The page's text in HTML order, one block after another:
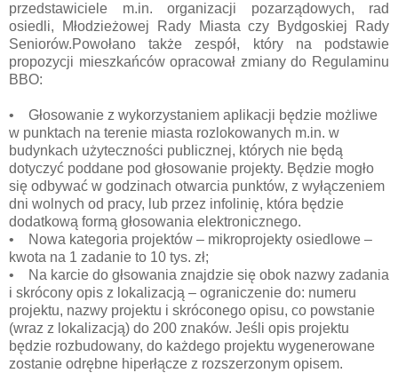
przedstawiciele m.in. organizacji pozarządowych, rad
osiedli, Młodzieżowej Rady Miasta czy Bydgoskiej Rady
Seniorów.Powołano także zespół, który na podstawie
propozycji mieszkańców opracował zmiany do Regulaminu
BBO:
• Głosowanie z wykorzystaniem aplikacji będzie możliwe
w punktach na terenie miasta rozlokowanych m.in. w
budynkach użyteczności publicznej, których nie będą
dotyczyć poddane pod głosowanie projekty. Będzie mogło
się odbywać w godzinach otwarcia punktów, z wyłączeniem
dni wolnych od pracy, lub przez infolinię, która będzie
dodatkową formą głosowania elektronicznego.
• Nowa kategoria projektów – mikroprojekty osiedlowe –
kwota na 1 zadanie to 10 tys. zł;
• Na karcie do głsowania znajdzie się obok nazwy zadania
i skrócony opis z lokalizacją – ograniczenie do: numeru
projektu, nazwy projektu i skróconego opisu, co powstanie
(wraz z lokalizacją) do 200 znaków. Jeśli opis projektu
będzie rozbudowany, do każdego projektu wygenerowane
zostanie odrębne hiperłącze z rozszerzonym opisem.